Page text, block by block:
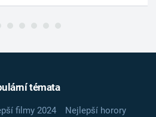
témata
filmy 2024
Nejlepší horory